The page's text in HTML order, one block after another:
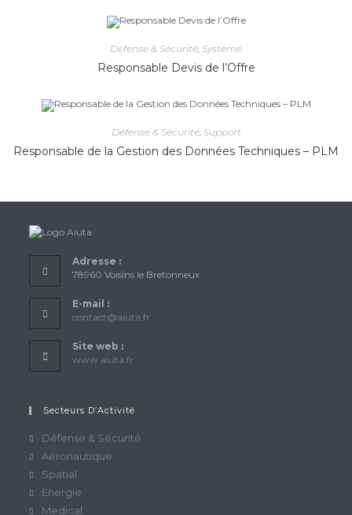
Défense & Sécurité Système
Responsable Devis de l’Offre
Défense & Sécurité, Support
Responsable de la Gestion des Données Techniques – PLM
Adresse :
78960 Voisins le Bretonneux
E-mail :
contact@aiuta.fr
Site web :
www.aiuta.fr
Secteurs D’Activité
Défense & Sécurité
Aéronautique
Spatial
Energie
Medical